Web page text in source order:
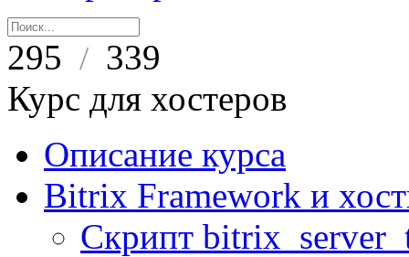
295 / 339
Курс для хостеров
Описание курса
Bitrix Framework и
Скрипт